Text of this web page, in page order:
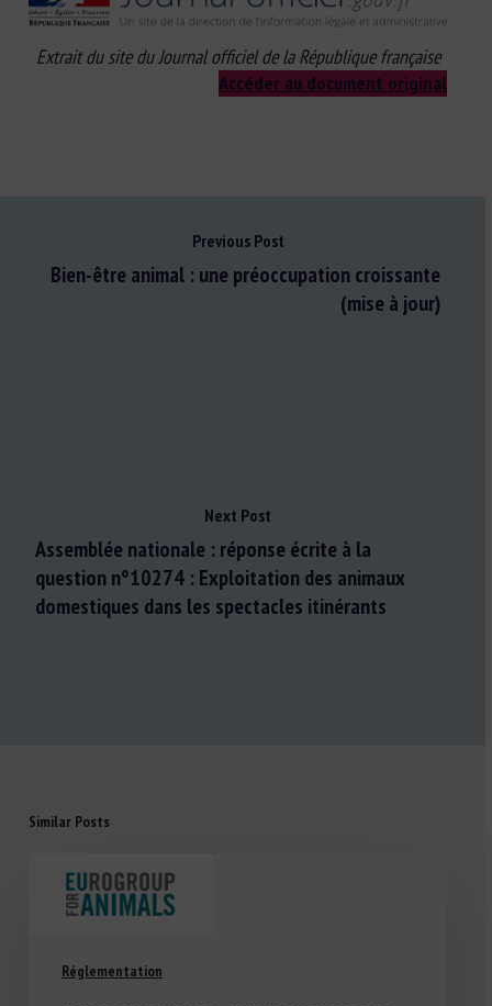
Extrait du site du Journal officiel de la République française
Accéder au document original
Previous Post
Bien-être animal : une préoccupation croissante
(mise à jour)
Next Post
Assemblée nationale : réponse écrite à la
question n°10274 : Exploitation des animaux
domestiques dans les spectacles itinérants
Similar Posts
Réglementation